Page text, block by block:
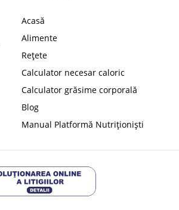
Acasă
Alimente
Rețete
Calculator necesar caloric
Calculator grăsime corporală
Blog
Manual Platformă Nutriționiști